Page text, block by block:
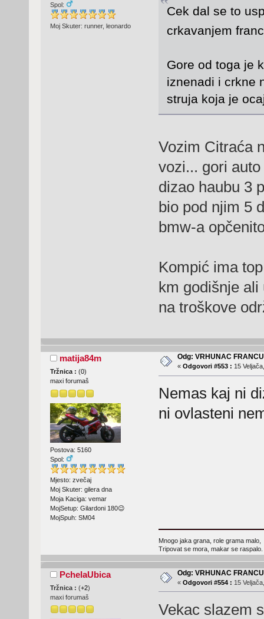
Spol:
Moj Skuter: runner, leonardo
Cek dal se to
crkavanjem
Gore od toga je
iznenadi i crkne
struja koja je
Vozim Citraća
vozi... gori
dizao haubu 3
bio pod njim 5
bmw-a
Kompić ima
km godišnje ali
na troškove
matija84m
Tržnica : (0)
maxi forumaš
Postova: 5160
Spol:
Mjesto: zvečaj
Moj Skuter: gilera dna
Moja Kaciga: vemar
MojSetup: Gilardoni 180😉
MojSpuh: SM04
Odg: VRHUNAC
« Odgovori #553 : 15
Nemas kaj ni
ni ovlasteni
Mnogo jaka grana, role grama malo,
Tripovat se mora, makar se raspalo.
PchelaUbica
Tržnica : (+2)
maxi forumaš
Odg: VRHUNAC
« Odgovori #554 : 15
Vekac slazem